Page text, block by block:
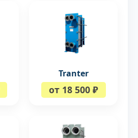
Tranter
от 18 500 ₽